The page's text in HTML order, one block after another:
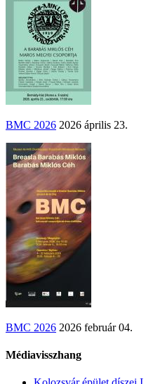
BMC 2026 2026 április 23.
BMC 2026 2026 február 04.
Médiavisszhang